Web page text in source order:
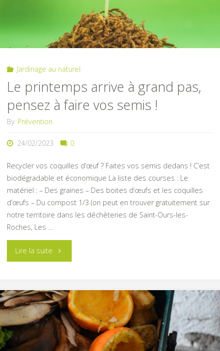
Jardinage au naturel
Le printemps arrive à grand pas,
pensez à faire vos semis !
By Prévention
24/02/2023 0
Recycler vos coquilles d’œuf ? Faites vos semis dedans ! C’est
biodégradable et économique La liste des courses : Le
matériel : – Des graines – Des boites d’œufs et les coquilles
d’œufs – Du compost 1/3 (on peut en trouver gratuitement sur
notre territoire dans les déchèteries de Saint-Ours-les-
Roches, Les …
Lire la suite"Le
arrive
à
grand